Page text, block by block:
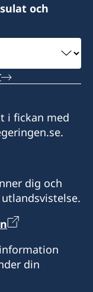
och
i fickan med
dig och
din